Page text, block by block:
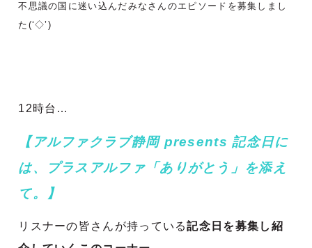
不思議の国に迷い込んだみなさんのエピソードを募集しまし
た(‘◇’)ゞ
12時台…
【アルファクラブ静岡 presents 記念日に
は、プラスアルファ「ありがとう」を添え
て。】
リスナーの皆さんが持っている記念日を募集し紹